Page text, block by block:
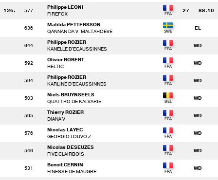
126. 577
Philippe LEONI
FIREFOX
27 88.10
636
Matilda PETTERSSON
QANNAN DA V. MALTAHOEVE
EL
644
Philippe ROZIER
KANELLE D'ECAUSSINNES
WD
592
Olivier ROBERT
HELTIC
WD
594
Philippe ROZIER
KARLINE D'ECAUSSINNES
WD
503
Niels BRUYNSEELS
QUATTRO DE KALVARIE
WD
595
Thierry ROZIER
DIANA V
WD
576
Nicolas LAYEC
GEORGIO LOUVO Z
WD
546
Nicolas DESEUZES
FIVE CLAIRBOIS
WD
531
Benoit CERNIN
FINESSE DE MAUGRE
WD